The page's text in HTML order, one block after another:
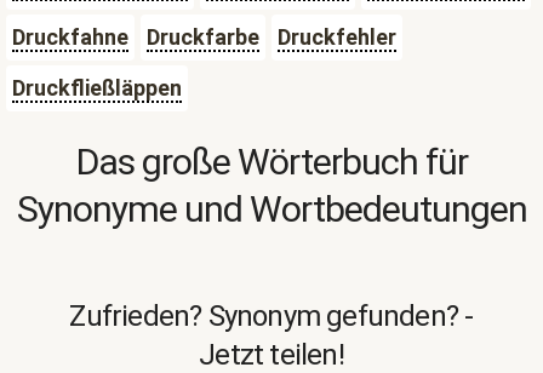
Druckfahne
Druckfarbe
Druckfehler
Druckfließläppen
Das große Wörterbuch für
Synonyme und Wortbedeutungen
Zufrieden? Synonym gefunden? -
Jetzt teilen!